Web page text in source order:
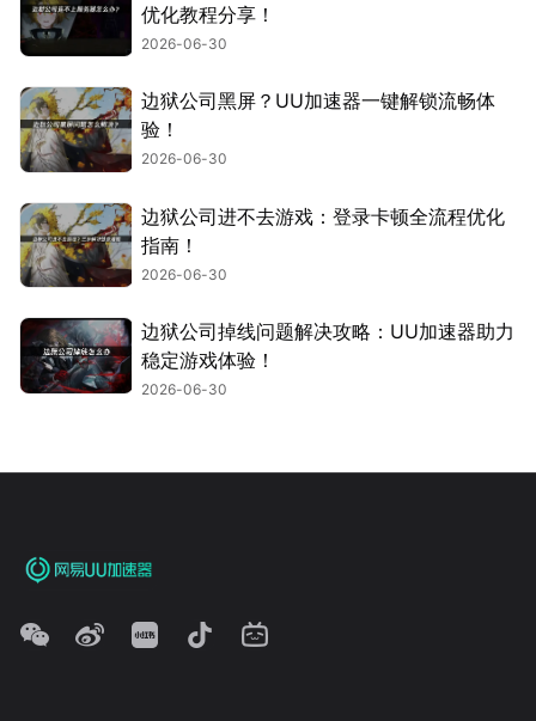
优化教程分享！
2026-06-30
边狱公司黑屏？UU加速器一键解锁流畅体
验！
2026-06-30
边狱公司进不去游戏：登录卡顿全流程优化
指南！
2026-06-30
边狱公司掉线问题解决攻略：UU加速器助力
稳定游戏体验！
2026-06-30